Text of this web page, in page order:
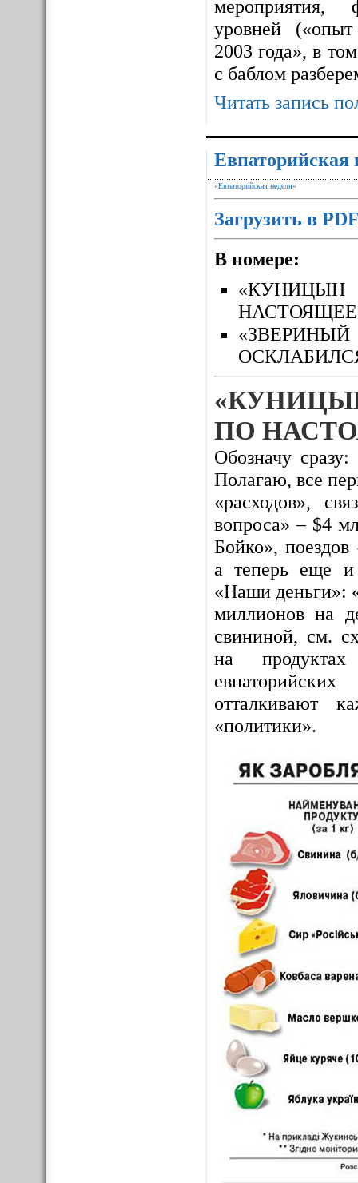
мероприятия,
уровней
2003 года», в
с баблом
Читать запись
Евпаторийская
«Евпаторийская неделя»
Загрузить в
В номере:
«КУНИЦЫН
ПО
Обозначу
Полагаю, все
«расходов»,
вопроса» – $4
Бойко»,
а теперь еще и
«Наши деньги»:
миллионов на
свининой, см.
на продуктах
отталкивают
«политики».